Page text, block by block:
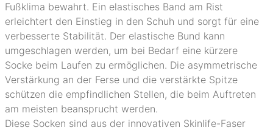
Fußklima bewahrt. Ein elastisches Band am Rist
erleichtert den Einstieg in den Schuh und sorgt für eine
verbesserte Stabilität. Der elastische Bund kann
umgeschlagen werden, um bei Bedarf eine kürzere
Socke beim Laufen zu ermöglichen. Die asymmetrische
Verstärkung an der Ferse und die verstärkte Spitze
schützen die empfindlichen Stellen, die beim Auftreten
am meisten beansprucht werden.
Diese Socken sind aus der innovativen Skinlife-Faser